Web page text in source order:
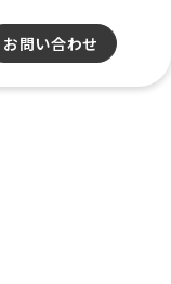
お問い合わせ